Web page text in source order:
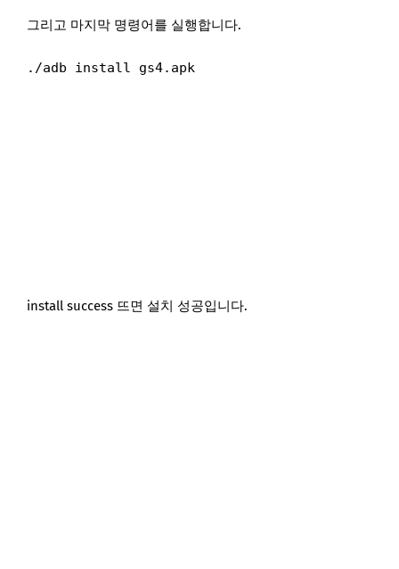
그리고 마지막 명령어를 실행합니다.
./adb install gs4.apk
install success 뜨면 설치 성공입니다.